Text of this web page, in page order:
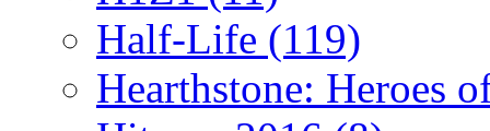
Half-Life (119)
Hearthstone: Heroes